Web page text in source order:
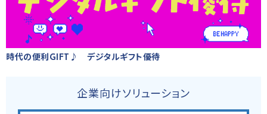
時代の便利GIFT♪ デジタルギフト優待
企業向けソリューション